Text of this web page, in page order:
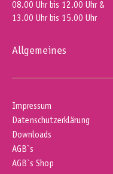
08.00 Uhr bis 12.00 Uhr &
13.00 Uhr bis 15.00 Uhr
Allgemeines
Impressum
Datenschutzerklärung
Downloads
AGB`s
AGB`s Shop